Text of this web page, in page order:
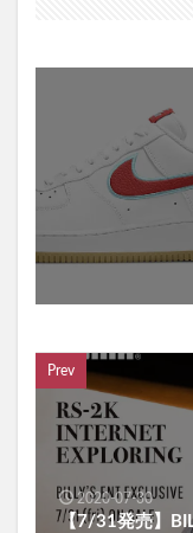
Prev
2020-07-30
【7/31発売】